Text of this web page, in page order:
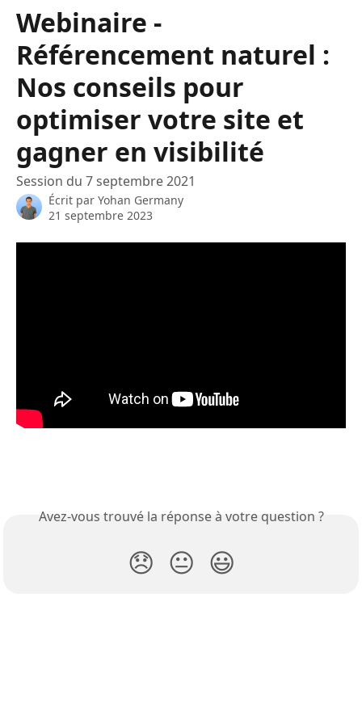
Passer au contenu principal
Webinaire -
Référencement naturel :
Nos conseils pour
optimiser votre site et
gagner en visibilité
Session du 7 septembre 2021
Écrit par Yohan Germany
21 septembre 2023
Avez-vous trouvé la réponse à votre question ?
😞 😐 😃